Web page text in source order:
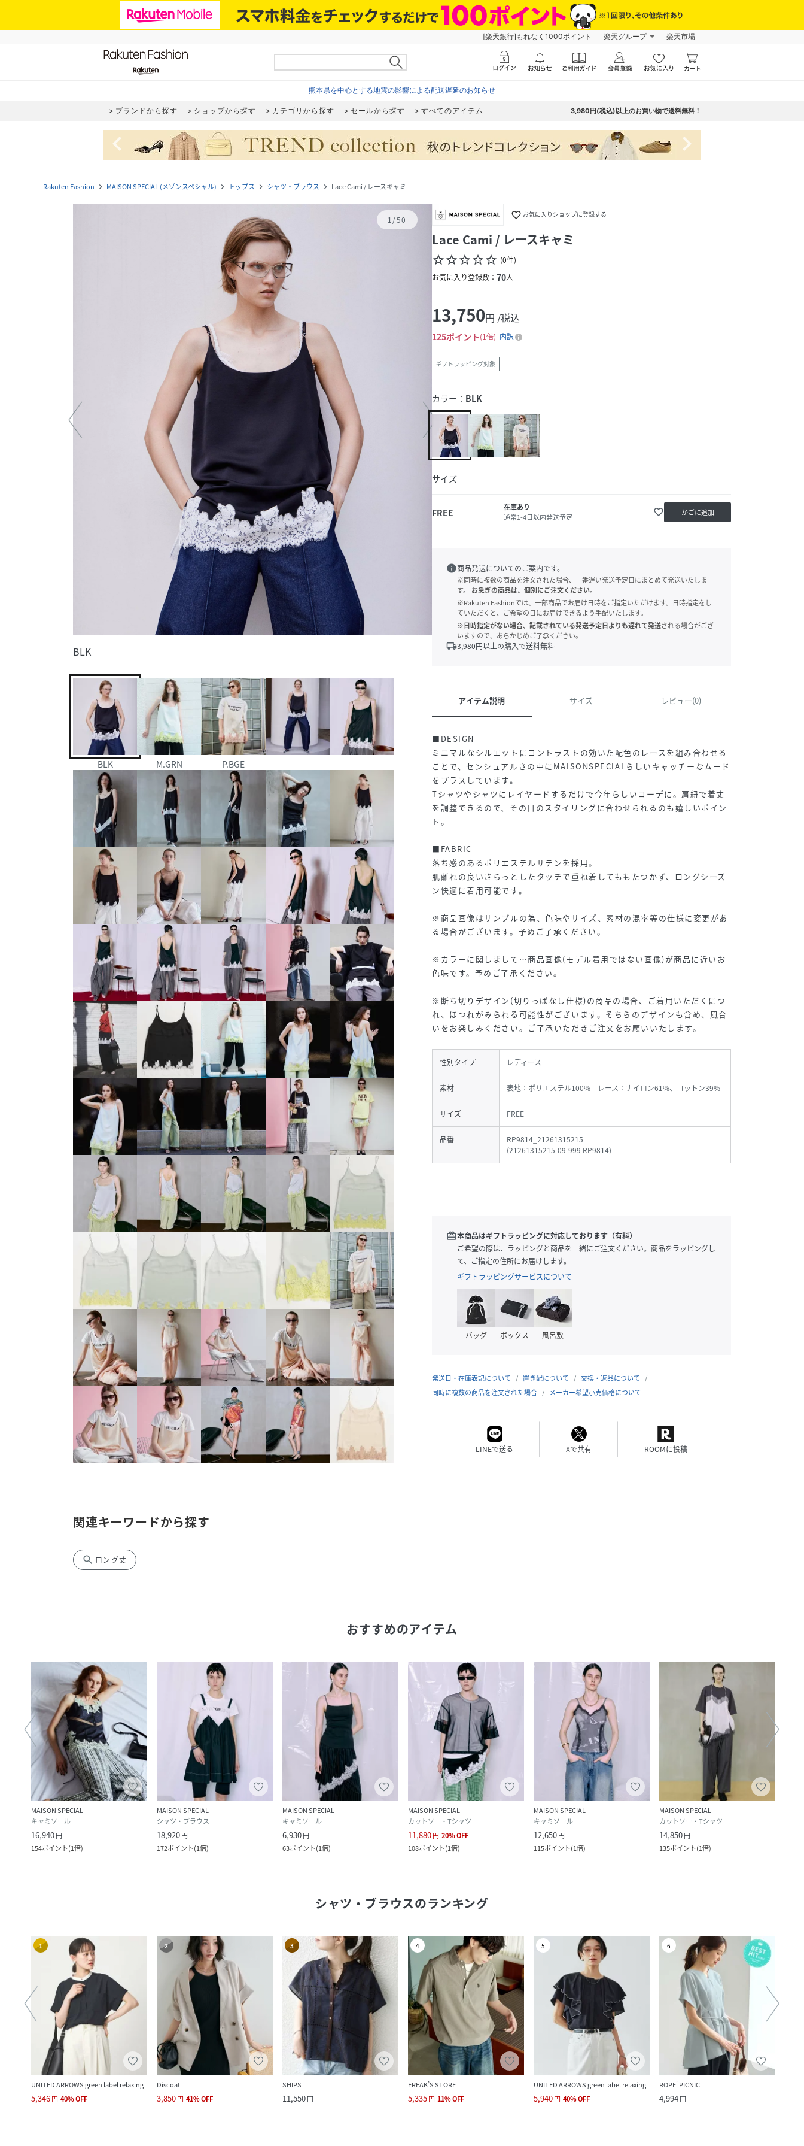
[楽天銀行]もれなく1000ポイント 楽天グループ 楽天市場
熊本県を中心とする地震の影響による配送遅延のお知らせ
ブランドから探す ショップから探す カテゴリから探す セールから探す すべてのアイテム 3,980円(税込)以上のお買い物で送料無料！
navigate_before navigate_next
Rakuten Fashion navigate_next MAISON SPECIAL (メゾンスペシャル) navigate_next トップス navigate_next シャツ・ブラウス navigate_next Lace Cami / レースキャミ
1/50
BLK
BLK M.GRN P.BGE
関連キーワードから探す
search ロング丈
favorite_border お気に入りショップに登録する
Lace Cami / レースキャミ
star_borderstar_borderstar_borderstar_borderstar_border (0件)
お気に入り登録数： 70人
13,750円 /税込
125ポイント 1倍 内訳
ギフトラッピング対象
カラー： BLK
サイズ
FREE
在庫あり
通常1-4日以内発送予定
favorite_border かごに追加
info商品発送についてのご案内です。
※同時に複数の商品を注文された場合、一番遅い発送予定日にまとめて発送いたしま
す。
お急ぎの商品は、個別にご注文ください。
※Rakuten Fashionでは、一部商品でお届け日時をご指定いただけます。日時指定をし
ていただくと、ご希望の日にお届けできるよう手配いたします。
※日時指定がない場合、記載されている発送予定日よりも遅れて発送される場合がござ
いますので、あらかじめご了承ください。
local_shipping3,980円以上の購入で送料無料
アイテム説明 サイズ レビュー(0)
■DESIGN
ミニマルなシルエットにコントラストの効いた配色のレースを組み合わせる
ことで、センシュアルさの中にMAISONSPECIALらしいキャッチーなムード
をプラスしています。
Tシャツやシャツにレイヤードするだけで今年らしいコーデに。肩紐で着丈
を調整できるので、その日のスタイリングに合わせられるのも嬉しいポイン
ト。
■FABRIC
落ち感のあるポリエステルサテンを採用。
肌離れの良いさらっとしたタッチで重ね着してももたつかず、ロングシーズ
ン快適に着用可能です。
※商品画像はサンプルの為、色味やサイズ、素材の混率等の仕様に変更があ
る場合がございます。予めご了承ください。
※カラーに関しまして…商品画像(モデル着用ではない画像)が商品に近いお
色味です。予めご了承ください。
※断ち切りデザイン(切りっぱなし仕様)の商品の場合、ご着用いただくにつ
れ、ほつれがみられる可能性がございます。そちらのデザインも含め、風合
いをお楽しみください。ご了承いただきご注文をお願いいたします。
性別タイプ レディース
素材 表地：ポリエステル100% レース：ナイロン61%、コットン39%
サイズ FREE
品番
RP9814_21261315215
(21261315215-09-999 RP9814)
redeem本商品はギフトラッピングに対応しております（有料）
ご希望の際は、ラッピングと商品を一緒にご注文ください。商品をラッピングし
て、ご指定の住所にお届けします。
ギフトラッピングサービスについて
バッグ ボックス 風呂敷
発送日・在庫表記について 置き配について
交換・返品について
同時に複数の商品を注文された場合
メーカー希望小売価格について
LINEで送る Xで共有 ROOMに投稿
おすすめのアイテム
MAISON SPECIAL
キャミソール
16,940円
154ポイント(1倍)
MAISON SPECIAL
シャツ・ブラウス
18,920円
172ポイント(1倍)
MAISON SPECIAL
キャミソール
6,930円
63ポイント(1倍)
MAISON SPECIAL
カットソー・Tシャツ
11,880円 20%OFF
108ポイント(1倍)
MAISON SPECIAL
キャミソール
12,650円
115ポイント(1倍)
MAISON SPECIAL
カットソー・Tシャツ
14,850円
135ポイント(1倍)
シャツ・ブラウスのランキング
1
UNITED ARROWS green label relaxing
5,346円 40%OFF
2
Discoat
3,850円 41%OFF
3
SHIPS
11,550円
4
FREAK’S STORE
5,335円 11%OFF
5
UNITED ARROWS green label relaxing
5,940円 40%OFF
6
ROPE' PICNIC
4,994円